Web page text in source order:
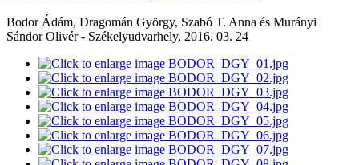
Bodor Ádám, Dragomán György, Szabó T. Anna és Murányi
Sándor Olivér - Székelyudvarhely, 2016. 03. 24